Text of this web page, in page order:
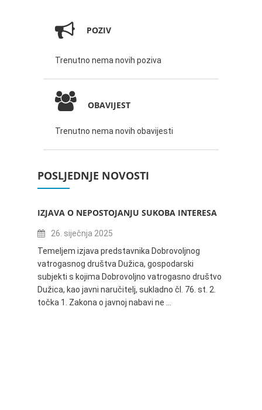
POZIV
Trenutno nema novih poziva
OBAVIJEST
Trenutno nema novih obavijesti
POSLJEDNJE NOVOSTI
IZJAVA O NEPOSTOJANJU SUKOBA INTERESA
26. siječnja 2025
Temeljem izjava predstavnika Dobrovoljnog
vatrogasnog društva Dužica, gospodarski
subjekti s kojima Dobrovoljno vatrogasno društvo
Dužica, kao javni naručitelj, sukladno čl. 76. st. 2.
točka 1. Zakona o javnoj nabavi ne …